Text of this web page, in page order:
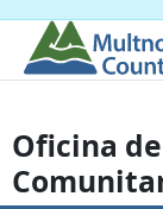
Oficina